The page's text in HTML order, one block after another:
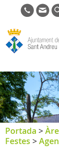
de
Portada >
Festes >